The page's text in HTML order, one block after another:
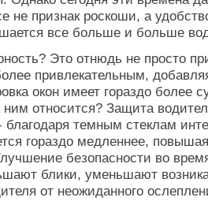
не признак роскоши, а
все больше и больше
Это отнюдь не просто
привлекательным,
окон имеет гораздо более
относится? Защита
благодаря темным стеклам
гораздо медленнее,
безопасности во
блики, уменьшают
от неожиданного